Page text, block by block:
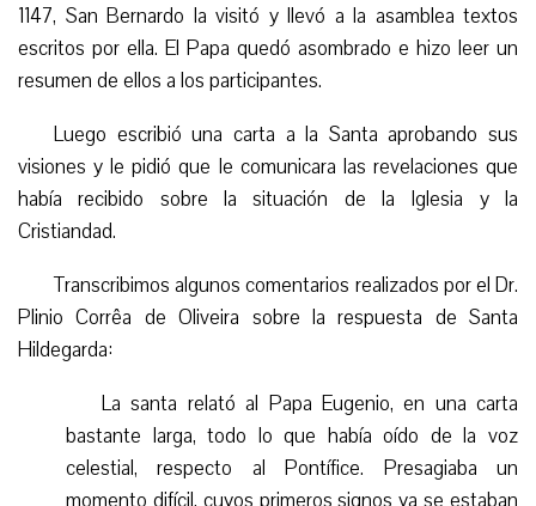
1147, San Bernardo la visitó y llevó a la asamblea textos
escritos por ella. El Papa quedó asombrado e hizo leer un
resumen de ellos a los participantes.
Luego escribió una carta a la Santa aprobando sus
visiones y le pidió que le comunicara las revelaciones que
había recibido sobre la situación de la Iglesia y la
Cristiandad.
Transcribimos algunos comentarios realizados por el Dr.
Plinio Corrêa de Oliveira sobre la respuesta de Santa
Hildegarda:
La santa relató al Papa Eugenio, en una carta
bastante larga, todo lo que había oído de la voz
celestial, respecto al Pontífice. Presagiaba un